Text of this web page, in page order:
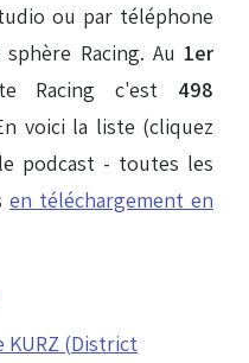
ou par téléphone
Racing. Au 1er
Racing c'est 498
voici la liste (cliquez
podcast - toutes les
en téléchargement en
KURZ (District